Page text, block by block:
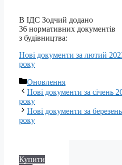
В ІДС Зодчий додано
36 нормативних документів
з будівництва:
Нові документи за лютий
року
Categories
Оновлення
Post
navigation
Нові документи за січень
року
Нові документи за
року
Купити